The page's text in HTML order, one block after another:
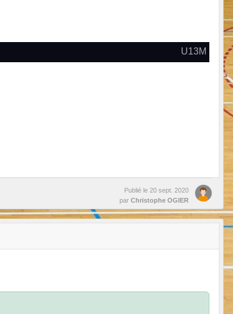
U13M
Publié le 20 sept. 2020
par Christophe OGIER